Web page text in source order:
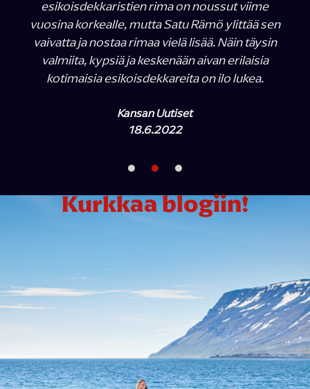
esikoisdekkaristien rima on noussut viime
vuosina korkealle, mutta Satu Rämö ylittää sen
vaivatta ja nostaa rimaa vielä lisää. Näin täysin
valmiita, kypsiä ja keskenään aivan erilaisia
kotimaisia esikoisdekkareita on ilo lukea.
Kansan Uutiset
18.6.2022
Kurkkaa blogiin!